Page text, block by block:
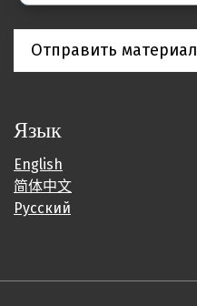
Отправить материал
Язык
English
简体中文
Русский